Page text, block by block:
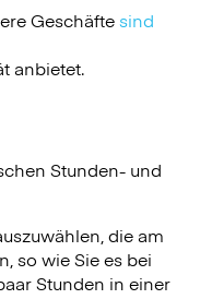
Geschäftesind
anbietet.
Stunden- und
die am
so wie Sie es bei
Stunden in einer